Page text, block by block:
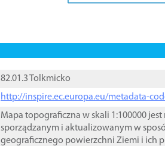
82.01.3 Tolkmicko
http://inspire.ec.europa.eu/metadata-
Mapa topograficzna w skali 1:100000
sporządzanym i aktualizowanym w
geograficznego powierzchni Ziemi i ich